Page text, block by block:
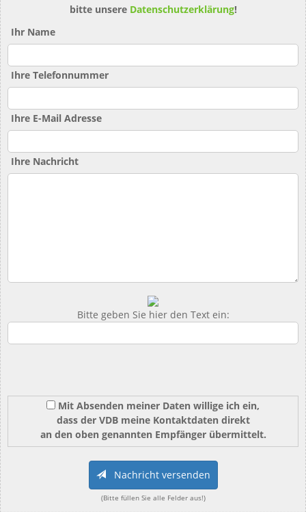
bitte unsere Datenschutzerklärung!
Ihr Name
Ihre Telefonnummer
Ihre E-Mail Adresse
Ihre Nachricht
Bitte geben Sie hier den Text ein:
Mit Absenden meiner Daten willige ich ein,
dass der VDB meine Kontaktdaten direkt
an den oben genannten Empfänger übermittelt.
Nachricht versenden
(Bitte füllen Sie alle Felder aus!)